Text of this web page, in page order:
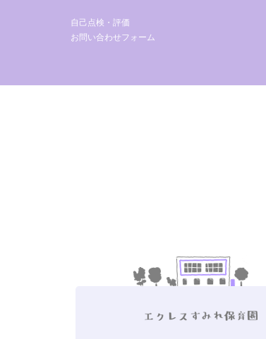
自己点検・評価
お問い合わせフォーム